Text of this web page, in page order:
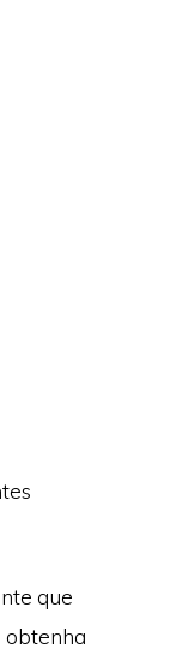
que
obtenha